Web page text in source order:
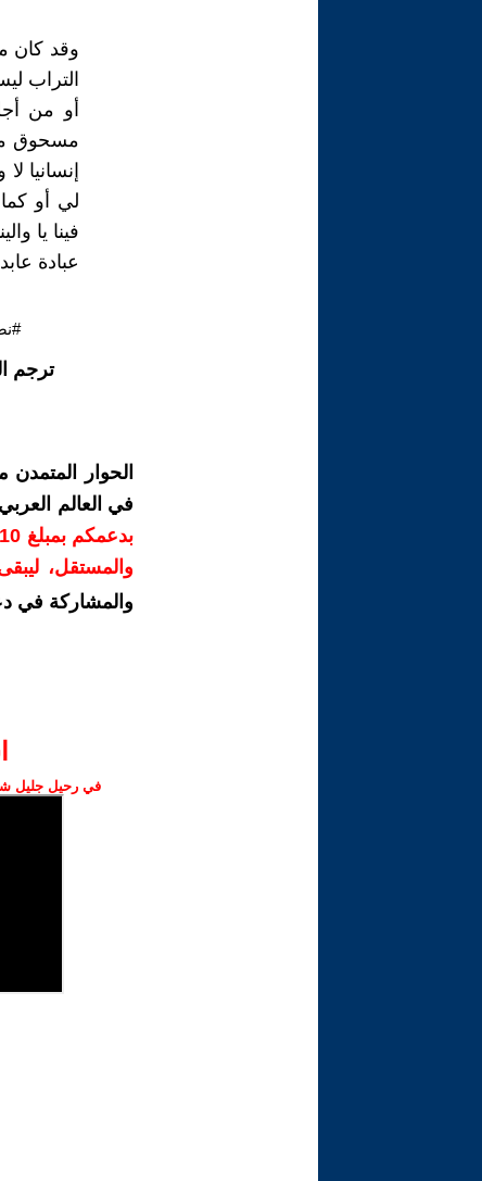
وقد كان
التراب
أو من
مسحوق
إنسانيا
لي أو
فينا يا
عبادة
ترجم
الحوار
في العالم
والمستقل،
والمشاركة في
في رحيل جليل